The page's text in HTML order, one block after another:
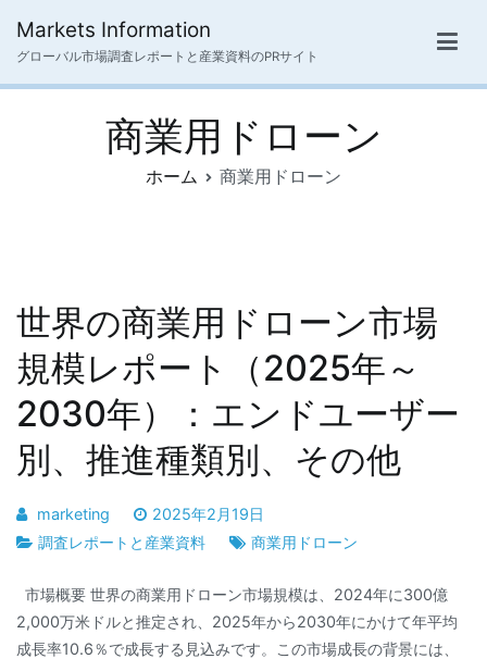
ス
Markets Information
グローバル市場調査レポートと産業資料のPRサイト
商業用ドローン
ホーム 商業用ドローン
世界の商業用ドローン市場
規模レポート（2025年～
2030年）：エンドユーザー
別、推進種類別、その他
marketing
2025年2月19日
調査レポートと産業資料
商業用ドローン
市場概要 世界の商業用ドローン市場規模は、2024年に300億
2,000万米ドルと推定され、2025年から2030年にかけて年平均
成長率10.6％で成長する見込みです。この市場成長の背景には、